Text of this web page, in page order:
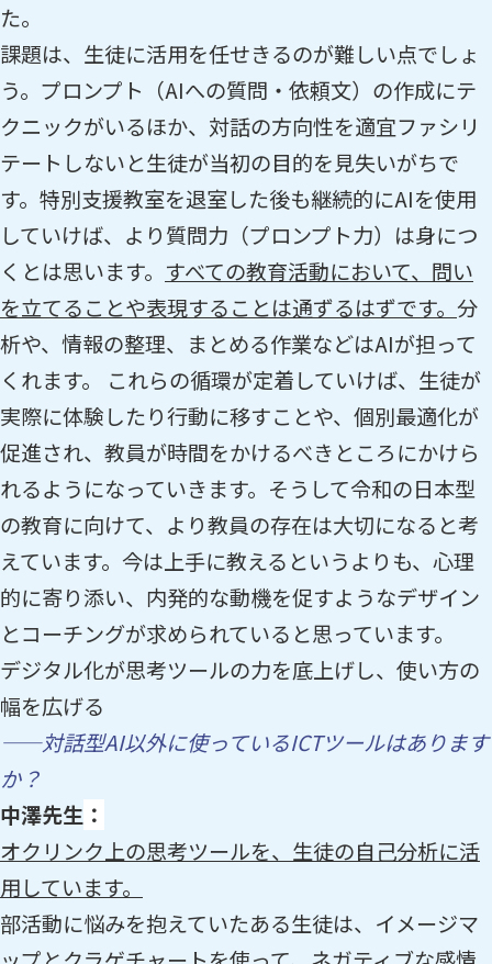
た。
課題は、生徒に活用を任せきるのが難しい点でしょ
う。プロンプト（AIへの質問・依頼文）の作成にテ
クニックがいるほか、対話の方向性を適宜ファシリ
テートしないと生徒が当初の目的を見失いがちで
す。特別支援教室を退室した後も継続的にAIを使用
していけば、より質問力（プロンプト力）は身につ
くとは思います。 すべての教育活動において、問い
を立てることや表現することは通ずるはずです。 分
析や、情報の整理、まとめる作業などはAIが担って
くれます。 これらの循環が定着していけば、生徒が
実際に体験したり行動に移すことや、個別最適化が
促進され、教員が時間をかけるべきところにかけら
れるようになっていきます。そうして令和の日本型
の教育に向けて、より教員の存在は大切になると考
えています。今は上手に教えるというよりも、心理
的に寄り添い、内発的な動機を促すようなデザイン
とコーチングが求められていると思っています。
デジタル化が思考ツールの力を底上げし、使い方の
幅を広げる
——対話型AI以外に使っているICTツールはあります
か？
中澤先生 ：
オクリンク上の思考ツールを、生徒の自己分析に活
用しています。
部活動に悩みを抱えていたある生徒は、イメージマ